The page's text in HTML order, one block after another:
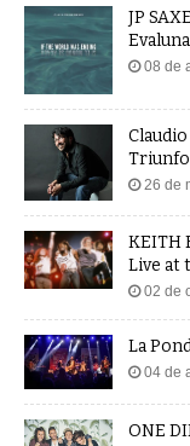
JP
08 de
Triunfo
26 de
KEITH
Live at
02 de
La
04 de
ONE